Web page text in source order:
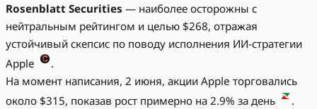
Rosenblatt Securities — наиболее осторожны с
нейтральным рейтингом и целью $268, отражая
устойчивый скепсис по поводу исполнения ИИ-стратегии
Apple
.
На момент написания, 2 июня, акции Apple торговались
около $315, показав рост примерно на 2.9% за день
.